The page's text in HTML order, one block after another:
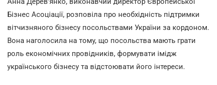
Бізнес Асоціації, розповіла про необхідність підтримки
вітчизняного бізнесу посольствами України за кордоном.
Вона наголосила на тому, що посольства мають грати
роль економічних провідників, формувати імідж
українського бізнесу та відстоювати його інтереси.